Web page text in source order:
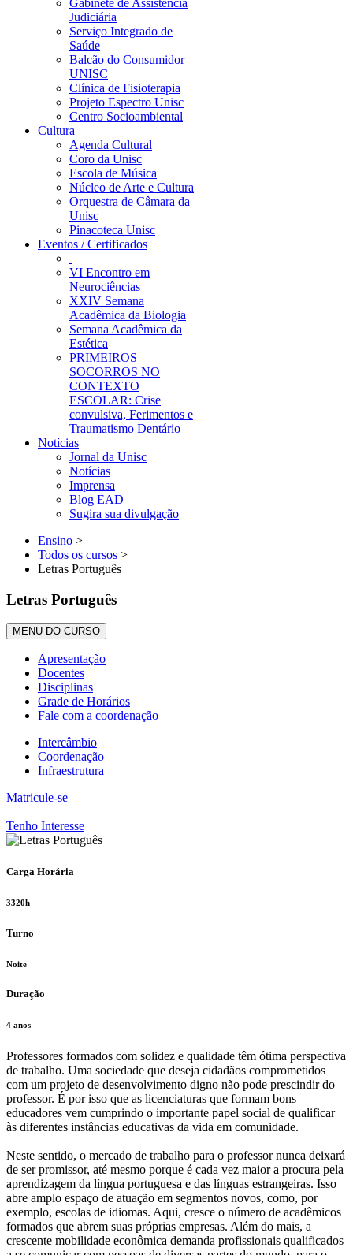
Gabinete de Assistência
Judiciária
Serviço Integrado de
Saúde
Balcão do Consumidor
UNISC
Clínica de Fisioterapia
Projeto Espectro Unisc
Centro Socioambiental
Cultura
Agenda Cultural
Coro da Unisc
Escola de Música
Núcleo de Arte e Cultura
Orquestra de Câmara da
Unisc
Pinacoteca Unisc
Eventos / Certificados
VI Encontro em
Neurociências
XXIV Semana
Acadêmica da Biologia
Semana Acadêmica da
Estética
PRIMEIROS
SOCORROS NO
CONTEXTO
ESCOLAR: Crise
convulsiva, Ferimentos e
Traumatismo Dentário
Notícias
Jornal da Unisc
Notícias
Imprensa
Blog EAD
Sugira sua divulgação
Ensino >
Todos os cursos >
Letras Português
Letras Português
MENU DO CURSO
Apresentação
Docentes
Disciplinas
Grade de Horários
Fale com a coordenação
Intercâmbio
Coordenação
Infraestrutura
Matricule-se
Tenho Interesse
Carga Horária
3320h
Turno
Noite
Duração
4 anos
Professores formados com solidez e qualidade têm ótima perspectiva
de trabalho. Uma sociedade que deseja cidadãos comprometidos
com um projeto de desenvolvimento digno não pode prescindir do
professor. É por isso que as licenciaturas que formam bons
educadores vem cumprindo o importante papel social de qualificar
às diferentes instâncias educativas da vida em comunidade.
Neste sentido, o mercado de trabalho para o professor nunca deixará
de ser promissor, até mesmo porque é cada vez maior a procura pela
aprendizagem da língua portuguesa e das línguas estrangeiras. Isso
abre amplo espaço de atuação em segmentos novos, como, por
exemplo, escolas de idiomas. Aqui, cresce o número de acadêmicos
formados que abrem suas próprias empresas. Além do mais, a
crescente mobilidade econômica demanda profissionais qualificados